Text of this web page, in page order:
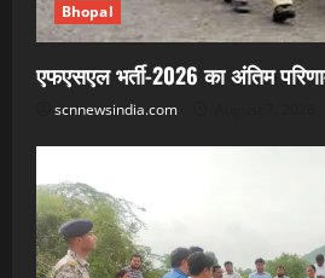
Bhopal
एफएसएल भर्ती-2026 का अंतिम
scnnewsindia.com